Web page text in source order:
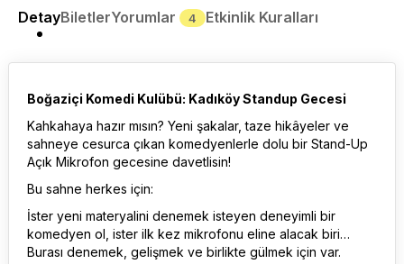
DetayBiletlerYorumlar 4 Etkinlik Kuralları
Boğaziçi Komedi Kulübü: Kadıköy Standup Gecesi
Kahkahaya hazır mısın? Yeni şakalar, taze hikâyeler ve
sahneye cesurca çıkan komedyenlerle dolu bir Stand-Up
Açık Mikrofon gecesine davetlisin!
Bu sahne herkes için:
İster yeni materyalini denemek isteyen deneyimli bir
komedyen ol, ister ilk kez mikrofonu eline alacak biri…
Burası denemek, gelişmek ve birlikte gülmek için var.